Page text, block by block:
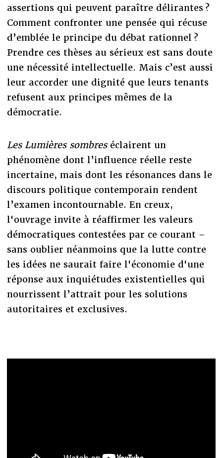
assertions qui peuvent paraître délirantes ?
Comment confronter une pensée qui récuse
d’emblée le principe du débat rationnel ?
Prendre ces thèses au sérieux est sans doute
une nécessité intellectuelle. Mais c’est aussi
leur accorder une dignité que leurs tenants
refusent aux principes mêmes de la
démocratie.
Les Lumières sombreséclairent un
phénomène dont l’influence réelle reste
incertaine, mais dont les résonances dans le
discours politique contemporain rendent
l’examen incontournable. En creux,
l'ouvrage invite à réaffirmer les valeurs
démocratiques contestées par ce courant –
sans oublier néanmoins que la lutte contre
les idées ne saurait faire l'économie d'une
réponse aux inquiétudes existentielles qui
nourrissent l’attrait pour les solutions
autoritaires et exclusives.